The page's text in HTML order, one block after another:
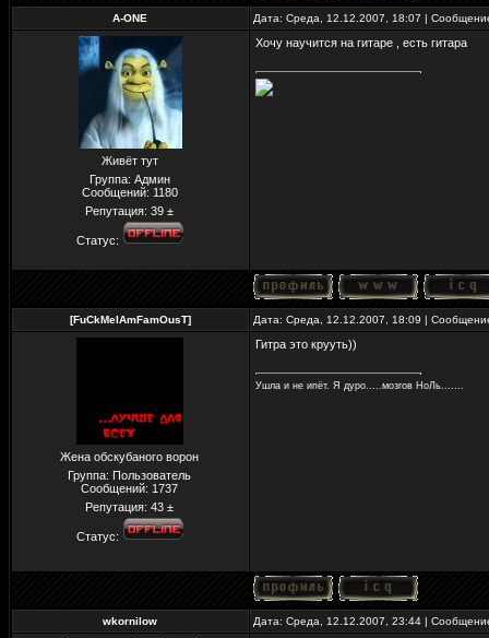
A-ONE Дата: Среда, 12.12.2007, 18:07 |
Живёт тут
Группа: Админ
Сообщений: 1180
Репутация:39 ±
Статус:
Хочу научится на гитаре , есть гитара
[FuCkMeIAmFamOusT] Дата: Среда, 12.12.2007, 18:09 |
Жена обскубаного ворон
Группа: Пользователь
Сообщений: 1737
Репутация:43 ±
Статус:
Гитра это крууть))
Ушла и не ипёт. Я дуро.....мозгов НоЛь.......
wkornilow Дата: Среда, 12.12.2007, 23:44 |